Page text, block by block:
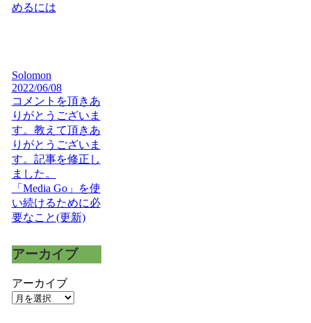
めるには
Solomon
2022/06/08
コメントを頂きあ
りがとうございま
す。教えて頂きあ
りがとうございま
す。記事を修正し
ました。
「Media Go」を使
い続けるために必
要なこと(更新)
アーカイブ
アーカイブ